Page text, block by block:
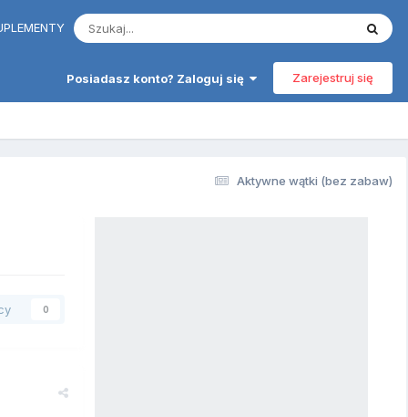
Posiadasz konto? Zaloguj się Zarejestruj się
Aktywne wątki (bez zabaw)
0